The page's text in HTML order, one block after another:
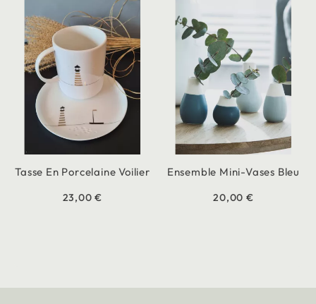
Tasse En Porcelaine Voilier
23,00 €
Ensemble Mini-Vases Bleu
20,00 €